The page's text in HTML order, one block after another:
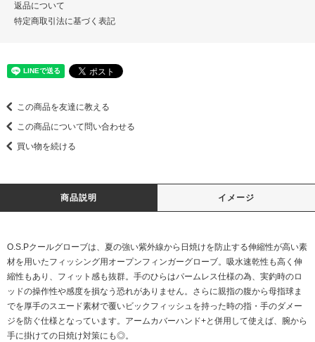
返品について
特定商取引法に基づく表記
この商品を友達に教える
この商品について問い合わせる
買い物を続ける
商品説明 イメージ
O.S.Pクールグローブは、夏の強い紫外線から日焼けを防止する伸縮性が高い素
材を用いたフィッシング用オープンフィンガーグローブ。吸水速乾性も高く伸
縮性もあり、フィット感も抜群。手のひらはパームレス仕様の為、実釣時のロ
ッドの操作性や感度を損なう恐れがありません。さらに親指の腹から母指球ま
でを厚手のスエード素材で覆いビックフィッシュを持った時の指・手のダメー
ジを防ぐ仕様となっています。アームカバーハンド+と併用して使えば、腕から
手に掛けての日焼け対策にも◎。